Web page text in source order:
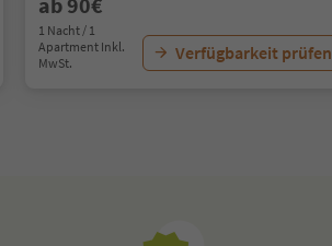
1 Nacht / 1
Apartment Inkl.
MwSt.
Verfügbarkeit prüfen